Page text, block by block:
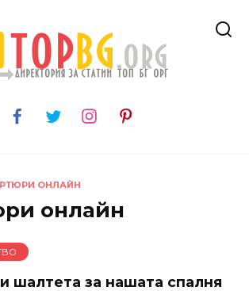
ОНЛАЙН
онлайн
шалтета за нашата спалня